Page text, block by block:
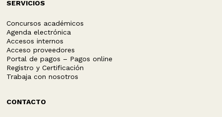
SERVICIOS
Concursos académicos
Agenda electrónica
Accesos internos
Acceso proveedores
Portal de pagos – Pagos online
Registro y Certificación
Trabaja con nosotros
CONTACTO